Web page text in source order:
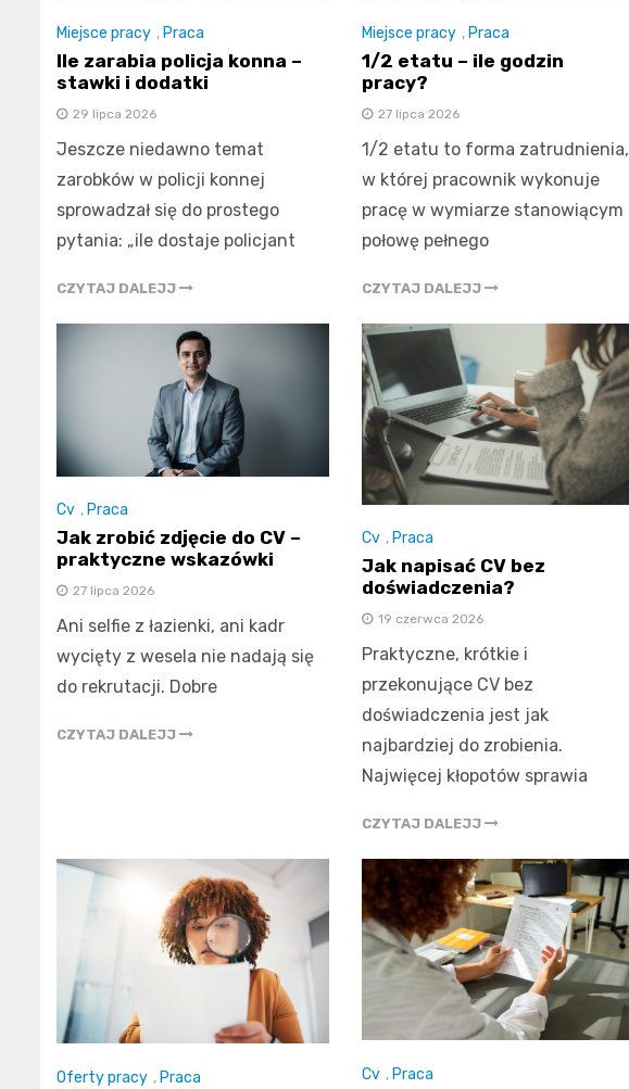
Miejsce pracy , Praca
Ile zarabia policja konna –
stawki i dodatki
29 lipca 2026
Jeszcze niedawno temat
zarobków w policji konnej
sprowadzał się do prostego
pytania: „ile dostaje policjant
CZYTAJ DALEJJ
Miejsce pracy , Praca
1/2 etatu – ile godzin
pracy?
27 lipca 2026
1/2 etatu to forma zatrudnienia,
w której pracownik wykonuje
pracę w wymiarze stanowiącym
połowę pełnego
CZYTAJ DALEJJ
Cv , Praca
Jak zrobić zdjęcie do CV –
praktyczne wskazówki
27 lipca 2026
Ani selfie z łazienki, ani kadr
wycięty z wesela nie nadają się
do rekrutacji. Dobre
CZYTAJ DALEJJ
Cv , Praca
Jak napisać CV bez
doświadczenia?
19 czerwca 2026
Praktyczne, krótkie i
przekonujące CV bez
doświadczenia jest jak
najbardziej do zrobienia.
Najwięcej kłopotów sprawia
CZYTAJ DALEJJ
Oferty pracy , Praca Cv , Praca